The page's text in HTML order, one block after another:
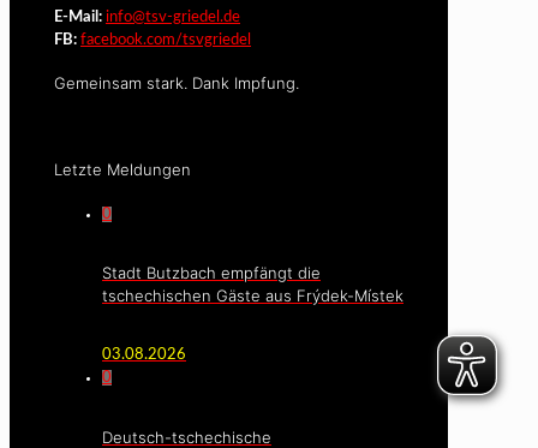
E-Mail: info@tsv-griedel.de
FB: facebook.com/tsvgriedel
Gemeinsam stark. Dank Impfung.
Letzte Meldungen
0
Stadt Butzbach empfängt die
tschechischen Gäste aus Frýdek-Místek
03.08.2026
0
Deutsch-tschechische